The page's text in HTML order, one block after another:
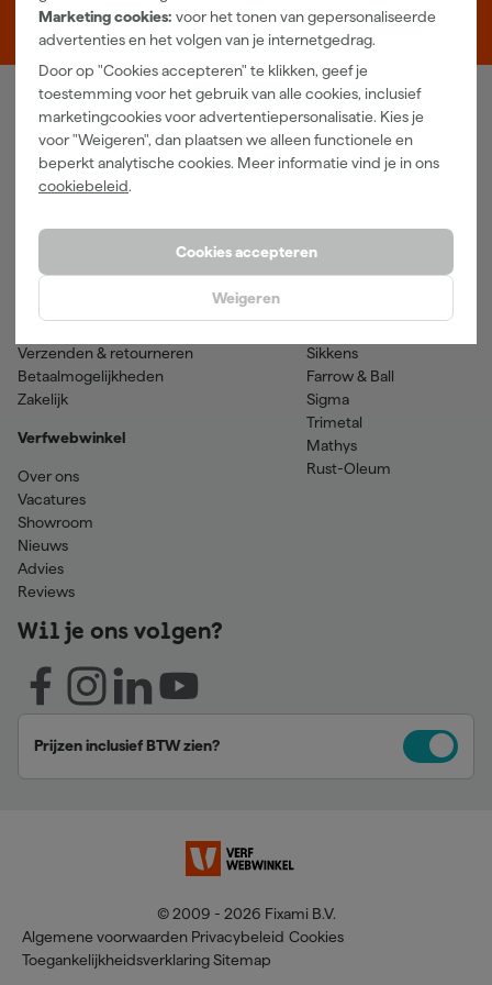
Marketing cookies: voor het tonen van gepersonaliseerde
advertenties en het volgen van je internetgedrag.
Door op "Cookies accepteren" te klikken, geef je
toestemming voor het gebruik van alle cookies, inclusief
marketingcookies voor advertentiepersonalisatie. Kies je
voor "Weigeren", dan plaatsen we alleen functionele en
beperkt analytische cookies. Meer informatie vind je in ons
cookiebeleid.
Cookies accepteren
Weigeren
5048 AN Tilburg
Verfwebwinkel
Schildersbenodigdheden
Gereedschappen
Houtolie en teer
Beits
Muurverf
Voorstrijkmiddelen
Verzenden & retourneren
Betaalmogelijkheden
Zakelijk
Verfwebwinkel
Over ons
Vacatures
Showroom
Nieuws
Advies
Reviews
Sikkens
Farrow & Ball
Sigma
Trimetal
Mathys
Rust-Oleum
Wil je ons volgen?
Prijzen inclusief BTW zien?
© 2009 - 2026 Fixami B.V.
Algemene voorwaarden Privacybeleid Cookies
Toegankelijkheidsverklaring Sitemap